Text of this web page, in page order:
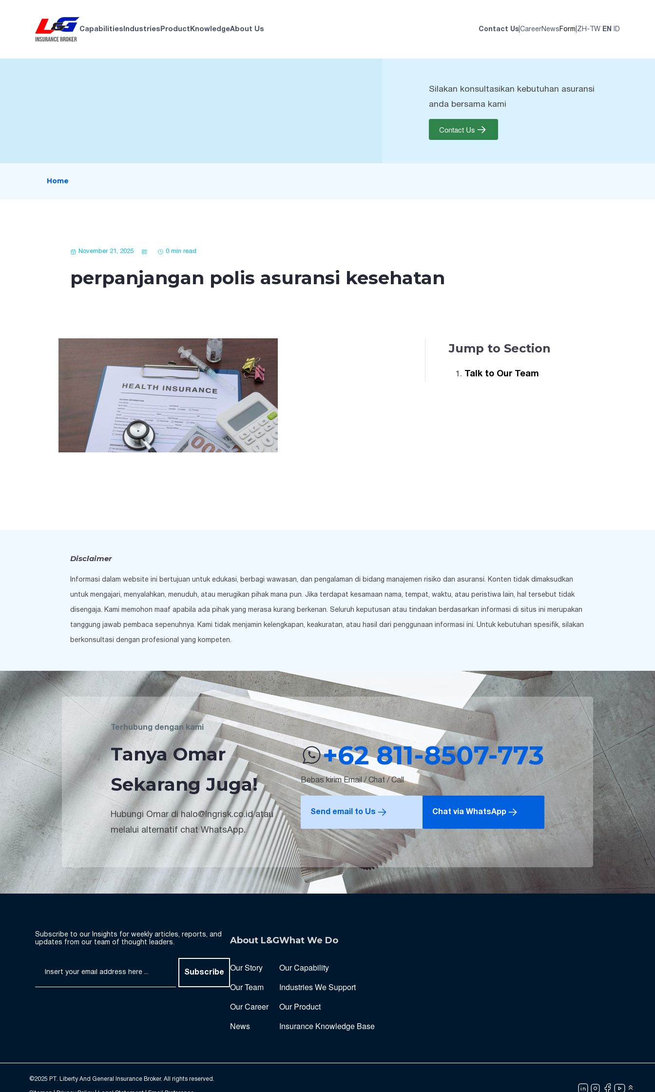
Capabilities Industries Product KnowledgeAbout Us Contact Us CareerNews Form ZH-TW EN ID
Silakan konsultasikan kebutuhan asuransi
anda bersama kami
Contact Us
Home
November 21, 2025 0 min read
perpanjangan polis asuransi kesehatan
Jump to Section
Talk to Our Team
Disclaimer
Informasi dalam website ini bertujuan untuk edukasi, berbagi wawasan, dan pengalaman di bidang manajemen risiko dan asuransi. Konten tidak dimaksudkan
untuk mengajari, menyalahkan, menuduh, atau merugikan pihak mana pun. Jika terdapat kesamaan nama, tempat, waktu, atau peristiwa lain, hal tersebut tidak
disengaja. Kami memohon maaf apabila ada pihak yang merasa kurang berkenan. Seluruh keputusan atau tindakan berdasarkan informasi di situs ini merupakan
tanggung jawab pembaca sepenuhnya. Kami tidak menjamin kelengkapan, keakuratan, atau hasil dari penggunaan informasi ini. Untuk kebutuhan spesifik, silakan
berkonsultasi dengan profesional yang kompeten.
Terhubung dengan kami
Tanya Omar
Sekarang Juga!
Hubungi Omar di halo@lngrisk.co.id atau
melalui alternatif chat WhatsApp.
+62 811-8507-773
Bebas kirim Email / Chat / Call
Send email to Us Chat via WhatsApp
Subscribe to our Insights for weekly articles, reports, and
updates from our team of thought leaders.
Subscribe
About L&G
Our Story
Our Team
Our Career
News
What We Do
Our Capability
Industries We Support
Our Product
Insurance Knowledge Base
©2025 PT. Liberty And General Insurance Broker. All rights reserved.